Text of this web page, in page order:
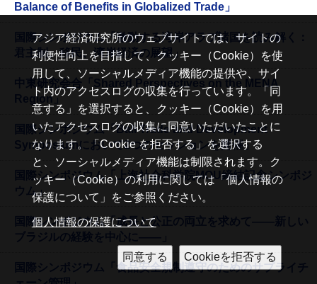
Balance of Benefits in Globalized Trade」
国際シンポジウム「激動する湾岸アラブ諸国を読み解く：
君主制、移民、湾岸経済の展望」
中東研究会合「Shared Perspectives on the MENA
Region」
国際シンポジウム「Bali Trade and Development
Symposiumにおいて2つのセッションを開催」
国際シンポジウム「上海社会科学院MOU締結記念シンポジ
ウム」
国際シンポジウム「成長と公正の両立を求めて——新しい
ブラジルの経験を中心に——」
国際シンポジウム「食品安全規制遵守のためのサプライチ
アジア経済研究所のウェブサイトでは、サイトの
利便性向上を目指して、クッキー（Cookie）を使
用して、ソーシャルメディア機能の提供や、サイ
ト内のアクセスログの収集を行っています。「同
意する」を選択すると、クッキー（Cookie）を用
いたアクセスログの収集に同意いただいたことに
なります。「Cookie を拒否する」を選択する
と、ソーシャルメディア機能は制限されます。ク
ッキー（Cookie）の利用に関しては「個人情報の
保護について」をご参照ください。
個人情報の保護について